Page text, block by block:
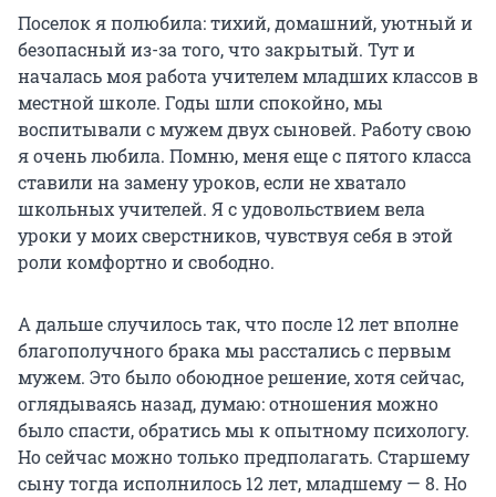
Поселок я полюбила: тихий, домашний, уютный и
безопасный из-за того, что закрытый. Тут и
началась моя работа учителем младших классов в
местной школе. Годы шли спокойно, мы
воспитывали с мужем двух сыновей. Работу свою
я очень любила. Помню, меня еще с пятого класса
ставили на замену уроков, если не хватало
школьных учителей. Я с удовольствием вела
уроки у моих сверстников, чувствуя себя в этой
роли комфортно и свободно.
А дальше случилось так, что после 12 лет вполне
благополучного брака мы расстались с первым
мужем. Это было обоюдное решение, хотя сейчас,
оглядываясь назад, думаю: отношения можно
было спасти, обратись мы к опытному психологу.
Но сейчас можно только предполагать. Старшему
сыну тогда исполнилось 12 лет, младшему — 8. Но